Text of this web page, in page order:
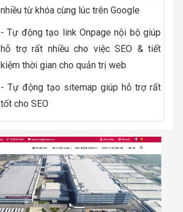
nhiều từ khóa cùng lúc trên Google
- Tự động tạo link Onpage nội bộ giúp
hỗ trợ rất nhiều cho việc SEO & tiết
kiệm thời gian cho quản trị web
- Tự động tạo sitemap giúp hỗ trợ rất
tốt cho SEO